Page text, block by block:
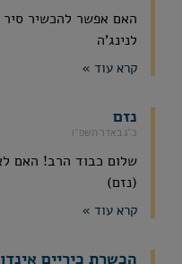
האם אפשר להכשיר סיר
לנינג'ה
קרא עוד »
נזם
כ״ג באדר תשפ״ו
שלום כבוד הרב! האם
(נזם)
קרא עוד »
הכשרת כיריים